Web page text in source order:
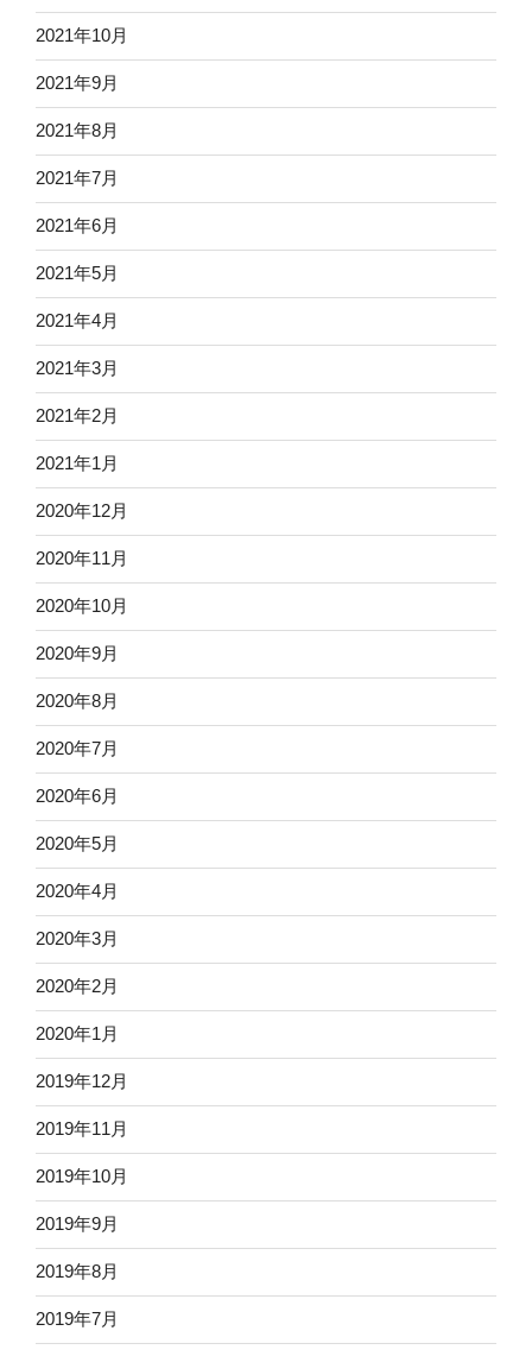
2021年10月
2021年9月
2021年8月
2021年7月
2021年6月
2021年5月
2021年4月
2021年3月
2021年2月
2021年1月
2020年12月
2020年11月
2020年10月
2020年9月
2020年8月
2020年7月
2020年6月
2020年5月
2020年4月
2020年3月
2020年2月
2020年1月
2019年12月
2019年11月
2019年10月
2019年9月
2019年8月
2019年7月